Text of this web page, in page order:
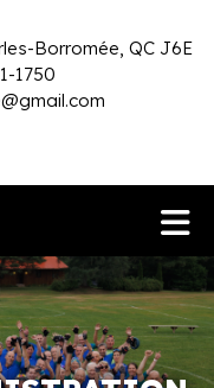
Borromée, QC J6E
1750